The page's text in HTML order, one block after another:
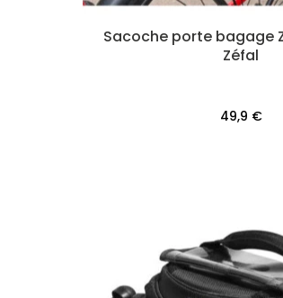
Sacoche porte bagage
Zéfal
49,9 €